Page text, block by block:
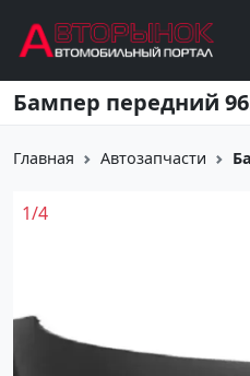
Перейти к основному
Главная Автозапчасти
1/4